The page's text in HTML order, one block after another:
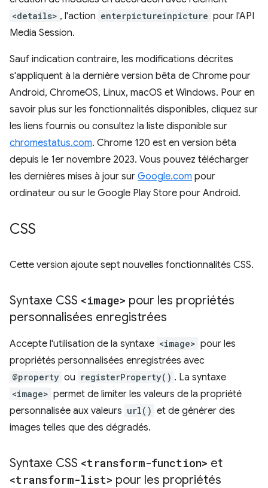
<details> , l'action enterpictureinpicture pour l'API
Media Session.
Sauf indication contraire, les modifications décrites
s'appliquent à la dernière version bêta de Chrome pour
Android, ChromeOS, Linux, macOS et Windows. Pour en
savoir plus sur les fonctionnalités disponibles, cliquez sur
les liens fournis ou consultez la liste disponible sur
chromestatus.com. Chrome 120 est en version bêta
depuis le 1er novembre 2023. Vous pouvez télécharger
les dernières mises à jour sur Google.com pour
ordinateur ou sur le Google Play Store pour Android.
CSS
Cette version ajoute sept nouvelles fonctionnalités CSS.
Syntaxe CSS <image> pour les propriétés
personnalisées enregistrées
Accepte l'utilisation de la syntaxe <image> pour les
propriétés personnalisées enregistrées avec
@property ou registerProperty() . La syntaxe
<image> permet de limiter les valeurs de la propriété
personnalisée aux valeurs url() et de générer des
images telles que des dégradés.
Syntaxe CSS <transform-function> et
<transform-list> pour les propriétés